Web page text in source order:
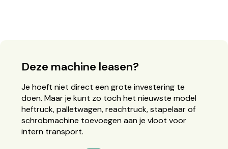
Deze machine leasen?
Je hoeft niet direct een grote investering te
doen. Maar je kunt zo toch het nieuwste model
heftruck, palletwagen, reachtruck, stapelaar of
schrobmachine toevoegen aan je vloot voor
intern transport.